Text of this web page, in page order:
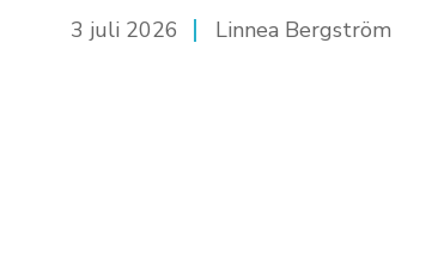
3 juli 2026 Linnea Bergström